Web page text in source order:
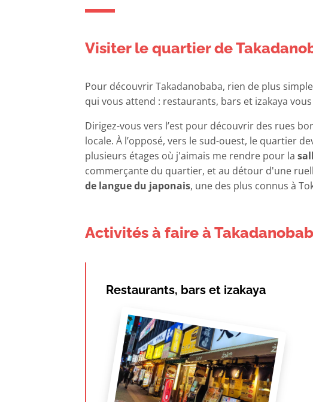
Visiter le quartier de
Pour découvrir Takadanobaba, rien de plus
qui vous attend : restaurants, bars et izakaya
Dirigez-vous vers l’est pour découvrir des rues
locale. À l’opposé, vers le sud-ouest, le quartier
plusieurs étages où j'aimais me rendre pour la
commerçante du quartier, et au détour d'une
de langue du japonais, une des plus connus à
Activités à faire à
Restaurants, bars et izakaya